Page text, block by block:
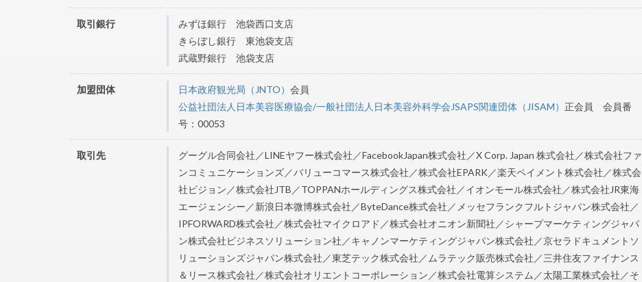
取引銀行
みずほ銀行 池袋西口支店
きらぼし銀行 東池袋支店
武蔵野銀行 池袋支店
加盟団体 日本政府観光局（JNTO）会員
公益社団法人日本美容医療協会/一般社団法人日本美容外科学会JSAPS関連団体（JISAM） 正会員 会員番
号：00053
取引先
グーグル合同会社／LINEヤフー株式会社／FacebookJapan株式会社／X Corp. Japan 株式会社／株式会社ファ
ンコミュニケーションズ／バリューコマース株式会社／株式会社EPARK／楽天ペイメント株式会社／株式会
社ビジョン／株式会社JTB／TOPPANホールディングス株式会社／イオンモール株式会社／株式会社JR東海
エージェンシー／新浪日本微博株式会社／ByteDance株式会社／メッセフランクフルトジャパン株式会社／
IPFORWARD株式会社／株式会社マイクロアド／株式会社オニオン新聞社／シャープマーケティングジャパ
ン株式会社ビジネスソリューション社／キャノンマーケティングジャパン株式会社／京セラドキュメントソ
リューションズジャパン株式会社／東芝テック株式会社／ムラテック販売株式会社／三井住友ファイナンス
＆リース株式会社／株式会社オリエントコーポレーション／株式会社電算システム／太陽工業株式会社／そ